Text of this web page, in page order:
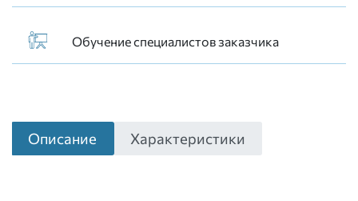
Обучение специалистов заказчика
Описание Характеристики